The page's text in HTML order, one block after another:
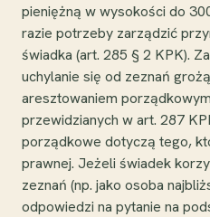
pieniężną w wysokości do
razie potrzeby zarządzić
świadka (art. 285 § 2 KPK).
uchylanie się od zeznań
aresztowaniem
przewidzianych w art. 287
porządkowe dotyczą tego,
prawnej. Jeżeli świadek
zeznań (np. jako osoba
odpowiedzi na pytanie na